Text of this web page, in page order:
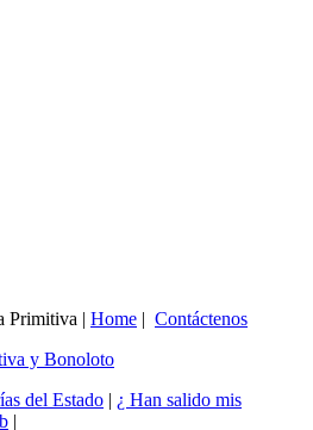
Primitiva | Home | Contáctenos
y Bonoloto
del Estado | ¿ Han salido mis
|